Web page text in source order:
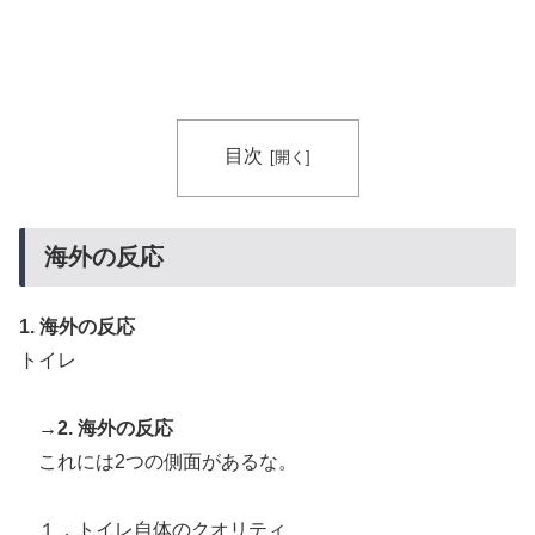
海外「世界で日本を死守するぞ！」 日本の消防署を訪
目次
海外の反応
1. 海外の反応
トイレ
→2. 海外の反応
これには2つの側面があるな。
１，トイレ自体のクオリティ